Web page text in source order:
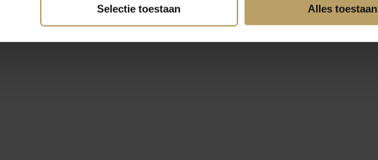
Selectie toestaan Alles toestaan